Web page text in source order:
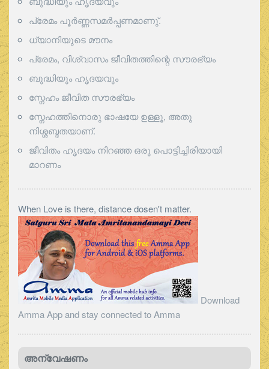
പ്രേമം പൂര്‍ണ്ണസമര്‍പ്പണമാണു്.
ധ്യാനിയുടെ മൗനം
പ്രേമം, വിശ്വാസം ജീവിതത്തിന്റെ സൗരഭ്യം
ബുദ്ധിയും ഹൃദയവും
സ്നേഹം ജീവിത സൗരഭ്യം
സ്നേഹത്തിനൊരു ഭാഷയേ ഉള്ളൂ, അതു
നിശ്ശബ്ദതയാണ്.
ജീവിതം ഹൃദയം നിറഞ്ഞ ഒരു പൊട്ടിച്ചിരിയായി
മാറണം
When Love is there, distance dosen't matter.
Download
Amma App and stay connected to Amma
അന്വേഷണം